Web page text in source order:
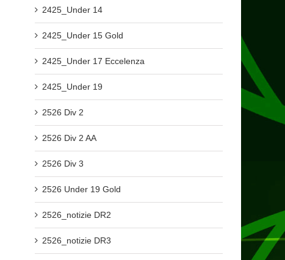
2425_Under 14
2425_Under 15 Gold
2425_Under 17 Eccelenza
2425_Under 19
2526 Div 2
2526 Div 2 AA
2526 Div 3
2526 Under 19 Gold
2526_notizie DR2
2526_notizie DR3